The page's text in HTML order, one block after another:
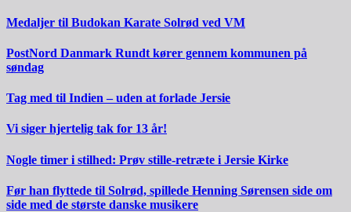
Medaljer til Budokan Karate Solrød ved VM
PostNord Danmark Rundt kører gennem kommunen på
søndag
Tag med til Indien – uden at forlade Jersie
Vi siger hjertelig tak for 13 år!
Nogle timer i stilhed: Prøv stille-retræte i Jersie Kirke
Før han flyttede til Solrød, spillede Henning Sørensen side om
side med de største danske musikere